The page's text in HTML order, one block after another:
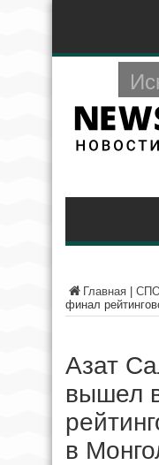
Главная
финал
Азат
вышел
в